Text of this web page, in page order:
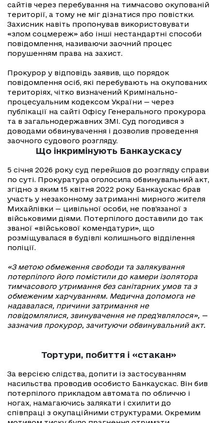
сайтів через перебування на тимчасово окупованій
території, а тому не міг дізнатися про повістки.
Захисник навіть пропонував використовувати
«злом соцмереж» або інші нестандартні способи
повідомлення, називаючи заочний процес
порушенням права на захист.
Прокурор у відповідь заявив, що порядок
повідомлення осіб, які перебувають на окупованих
територіях, чітко визначений Кримінально-
процесуальним кодексом України — через
публікації на сайті Офісу Генерального прокурора
та в загальнодержавних ЗМІ. Суд погодився з
доводами обвинувачення і дозволив проведення
заочного судового розгляду.
Що інкримінують Банкаускасу
5 січня 2026 року суд перейшов до розгляду справи
по суті. Прокуратура оголосила обвинувальний акт,
згідно з яким 15 квітня 2022 року Банкаускас брав
участь у незаконному затриманні мирного жителя
Михайлівки — цивільної особи, не пов'язаної з
військовими діями. Потерпілого доставили до так
званої «військової комендатури», що
розміщувалася в будівлі колишнього відділення
поліції.
«З метою обмеження свободи та залякування
потерпілого його помістили до камери ізолятора
тимчасового утримання без санітарних умов та з
обмеженим харчуванням. Медична допомога не
надавалася, причини затримання не
повідомлялися, звинувачення не пред'являлося», —
зазначив прокурор, зачитуючи обвинувальний акт.
Тортури, побиття і «стакан»
За версією слідства, допити із застосуванням
насильства проводив особисто Банкаускас. Він бив
потерпілого прикладом автомата по обличчю і
ногах, намагаючись залякати і схилити до
співпраці з окупаційними структурами. Окремим